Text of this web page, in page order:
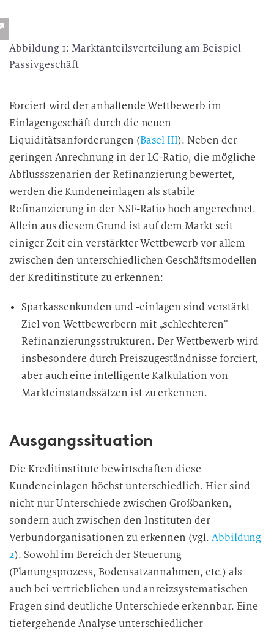
Abbildung 1: Marktanteilsverteilung am Beispiel
Passivgeschäft
Forciert wird der anhaltende Wettbewerb im
Einlagengeschäft durch die neuen
Liquiditätsanforderungen (Basel III). Neben der
geringen Anrechnung in der LC-Ratio, die mögliche
Abflussszenarien der Refinanzierung bewertet,
werden die Kundeneinlagen als stabile
Refinanzierung in der NSF-Ratio hoch angerechnet.
Allein aus diesem Grund ist auf dem Markt seit
einiger Zeit ein verstärkter Wettbewerb vor allem
zwischen den unterschiedlichen Geschäftsmodellen
der Kreditinstitute zu erkennen:
Sparkassenkunden und -einlagen sind verstärkt
Ziel von Wettbewerbern mit „schlechteren“
Refinanzierungsstrukturen. Der Wettbewerb wird
insbesondere durch Preiszugeständnisse forciert,
aber auch eine intelligente Kalkulation von
Markteinstandssätzen ist zu erkennen.
Ausgangssituation
Die Kreditinstitute bewirtschaften diese
Kundeneinlagen höchst unterschiedlich. Hier sind
nicht nur Unterschiede zwischen Großbanken,
sondern auch zwischen den Instituten der
Verbundorganisationen zu erkennen (vgl. Abbildung
2). Sowohl im Bereich der Steuerung
(Planungsprozess, Bodensatzannahmen, etc.) als
auch bei vertrieblichen und anreizsystematischen
Fragen sind deutliche Unterschiede erkennbar. Eine
tiefergehende Analyse unterschiedlicher